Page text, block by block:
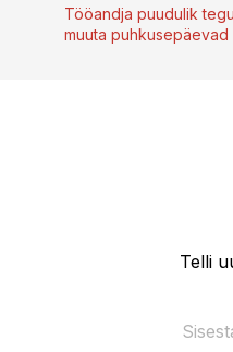
Tööandja puudulik
muuta puhkusepäevad
Telli